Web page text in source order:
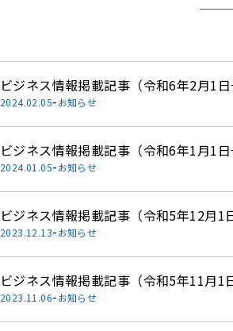
ビジネス情報掲載記事（令和6年2月1日
2024.02.05-お知らせ
ビジネス情報掲載記事（令和6年1月1日
2024.01.05-お知らせ
ビジネス情報掲載記事（令和5年12月1
2023.12.13-お知らせ
ビジネス情報掲載記事（令和5年11月1
2023.11.06-お知らせ